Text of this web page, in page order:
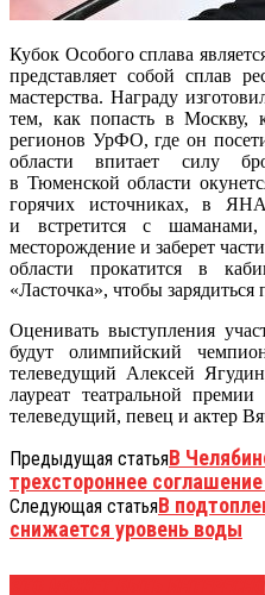
Кубок Особого сплава
представляет собой сплав
мастерства. Награду
тем, как попасть в Москву,
регионов УрФО, где он
области впитает силу
в Тюменской области
горячих источниках, в
и встретится с
месторождение и заберет
области прокатится в
«Ласточка», чтобы зарядиться
Оценивать выступления
будут олимпийский
телеведущий Алексей
лауреат театральной
телеведущий, певец и актер
Предыдущая статьяВ
трехстороннее
Следующая статьяВ
снижается уровень воды